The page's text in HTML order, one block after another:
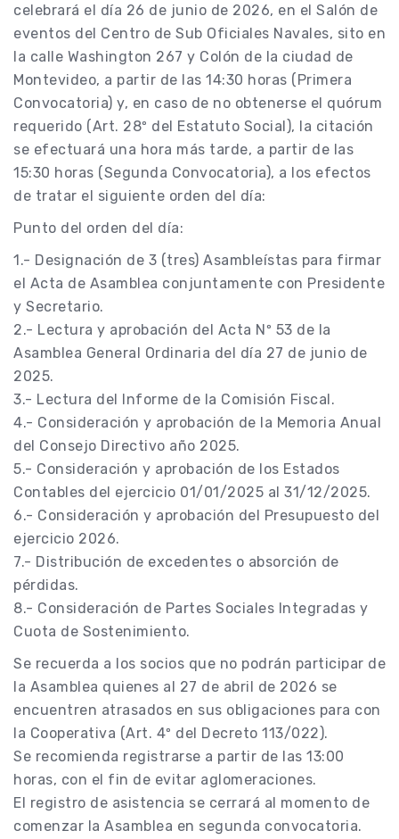
celebrará el día 26 de junio de 2026, en el Salón de
eventos del Centro de Sub Oficiales Navales, sito en
la calle Washington 267 y Colón de la ciudad de
Montevideo, a partir de las 14:30 horas (Primera
Convocatoria) y, en caso de no obtenerse el quórum
requerido (Art. 28º del Estatuto Social), la citación
se efectuará una hora más tarde, a partir de las
15:30 horas (Segunda Convocatoria), a los efectos
de tratar el siguiente orden del día:
Punto del orden del día:
1.- Designación de 3 (tres) Asambleístas para firmar
el Acta de Asamblea conjuntamente con Presidente
y Secretario.
2.- Lectura y aprobación del Acta Nº 53 de la
Asamblea General Ordinaria del día 27 de junio de
2025.
3.- Lectura del Informe de la Comisión Fiscal.
4.- Consideración y aprobación de la Memoria Anual
del Consejo Directivo año 2025.
5.- Consideración y aprobación de los Estados
Contables del ejercicio 01/01/2025 al 31/12/2025.
6.- Consideración y aprobación del Presupuesto del
ejercicio 2026.
7.- Distribución de excedentes o absorción de
pérdidas.
8.- Consideración de Partes Sociales Integradas y
Cuota de Sostenimiento.
Se recuerda a los socios que no podrán participar de
la Asamblea quienes al 27 de abril de 2026 se
encuentren atrasados en sus obligaciones para con
la Cooperativa (Art. 4º del Decreto 113/022).
Se recomienda registrarse a partir de las 13:00
horas, con el fin de evitar aglomeraciones.
El registro de asistencia se cerrará al momento de
comenzar la Asamblea en segunda convocatoria.